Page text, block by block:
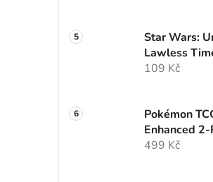
Star Wars:
Lawless
109 Kč
Pokémon
Enhanced
499 Kč